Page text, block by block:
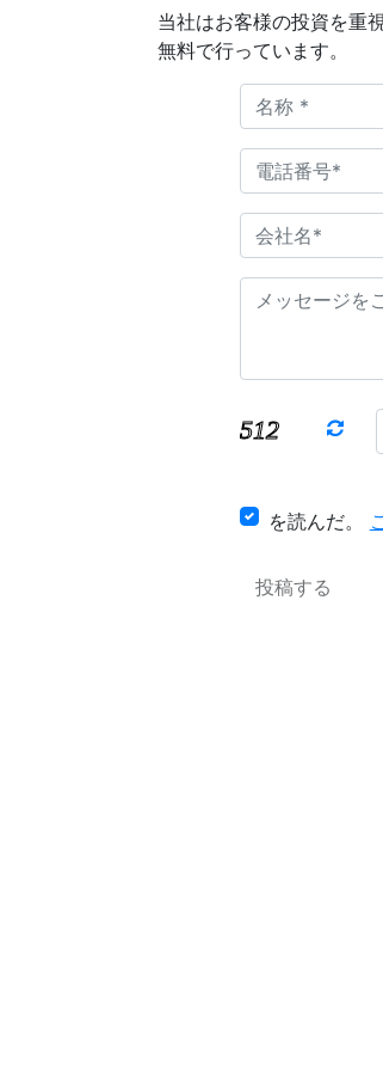
当社はお客様の投資を重
無料で行っています。
を読んだ。